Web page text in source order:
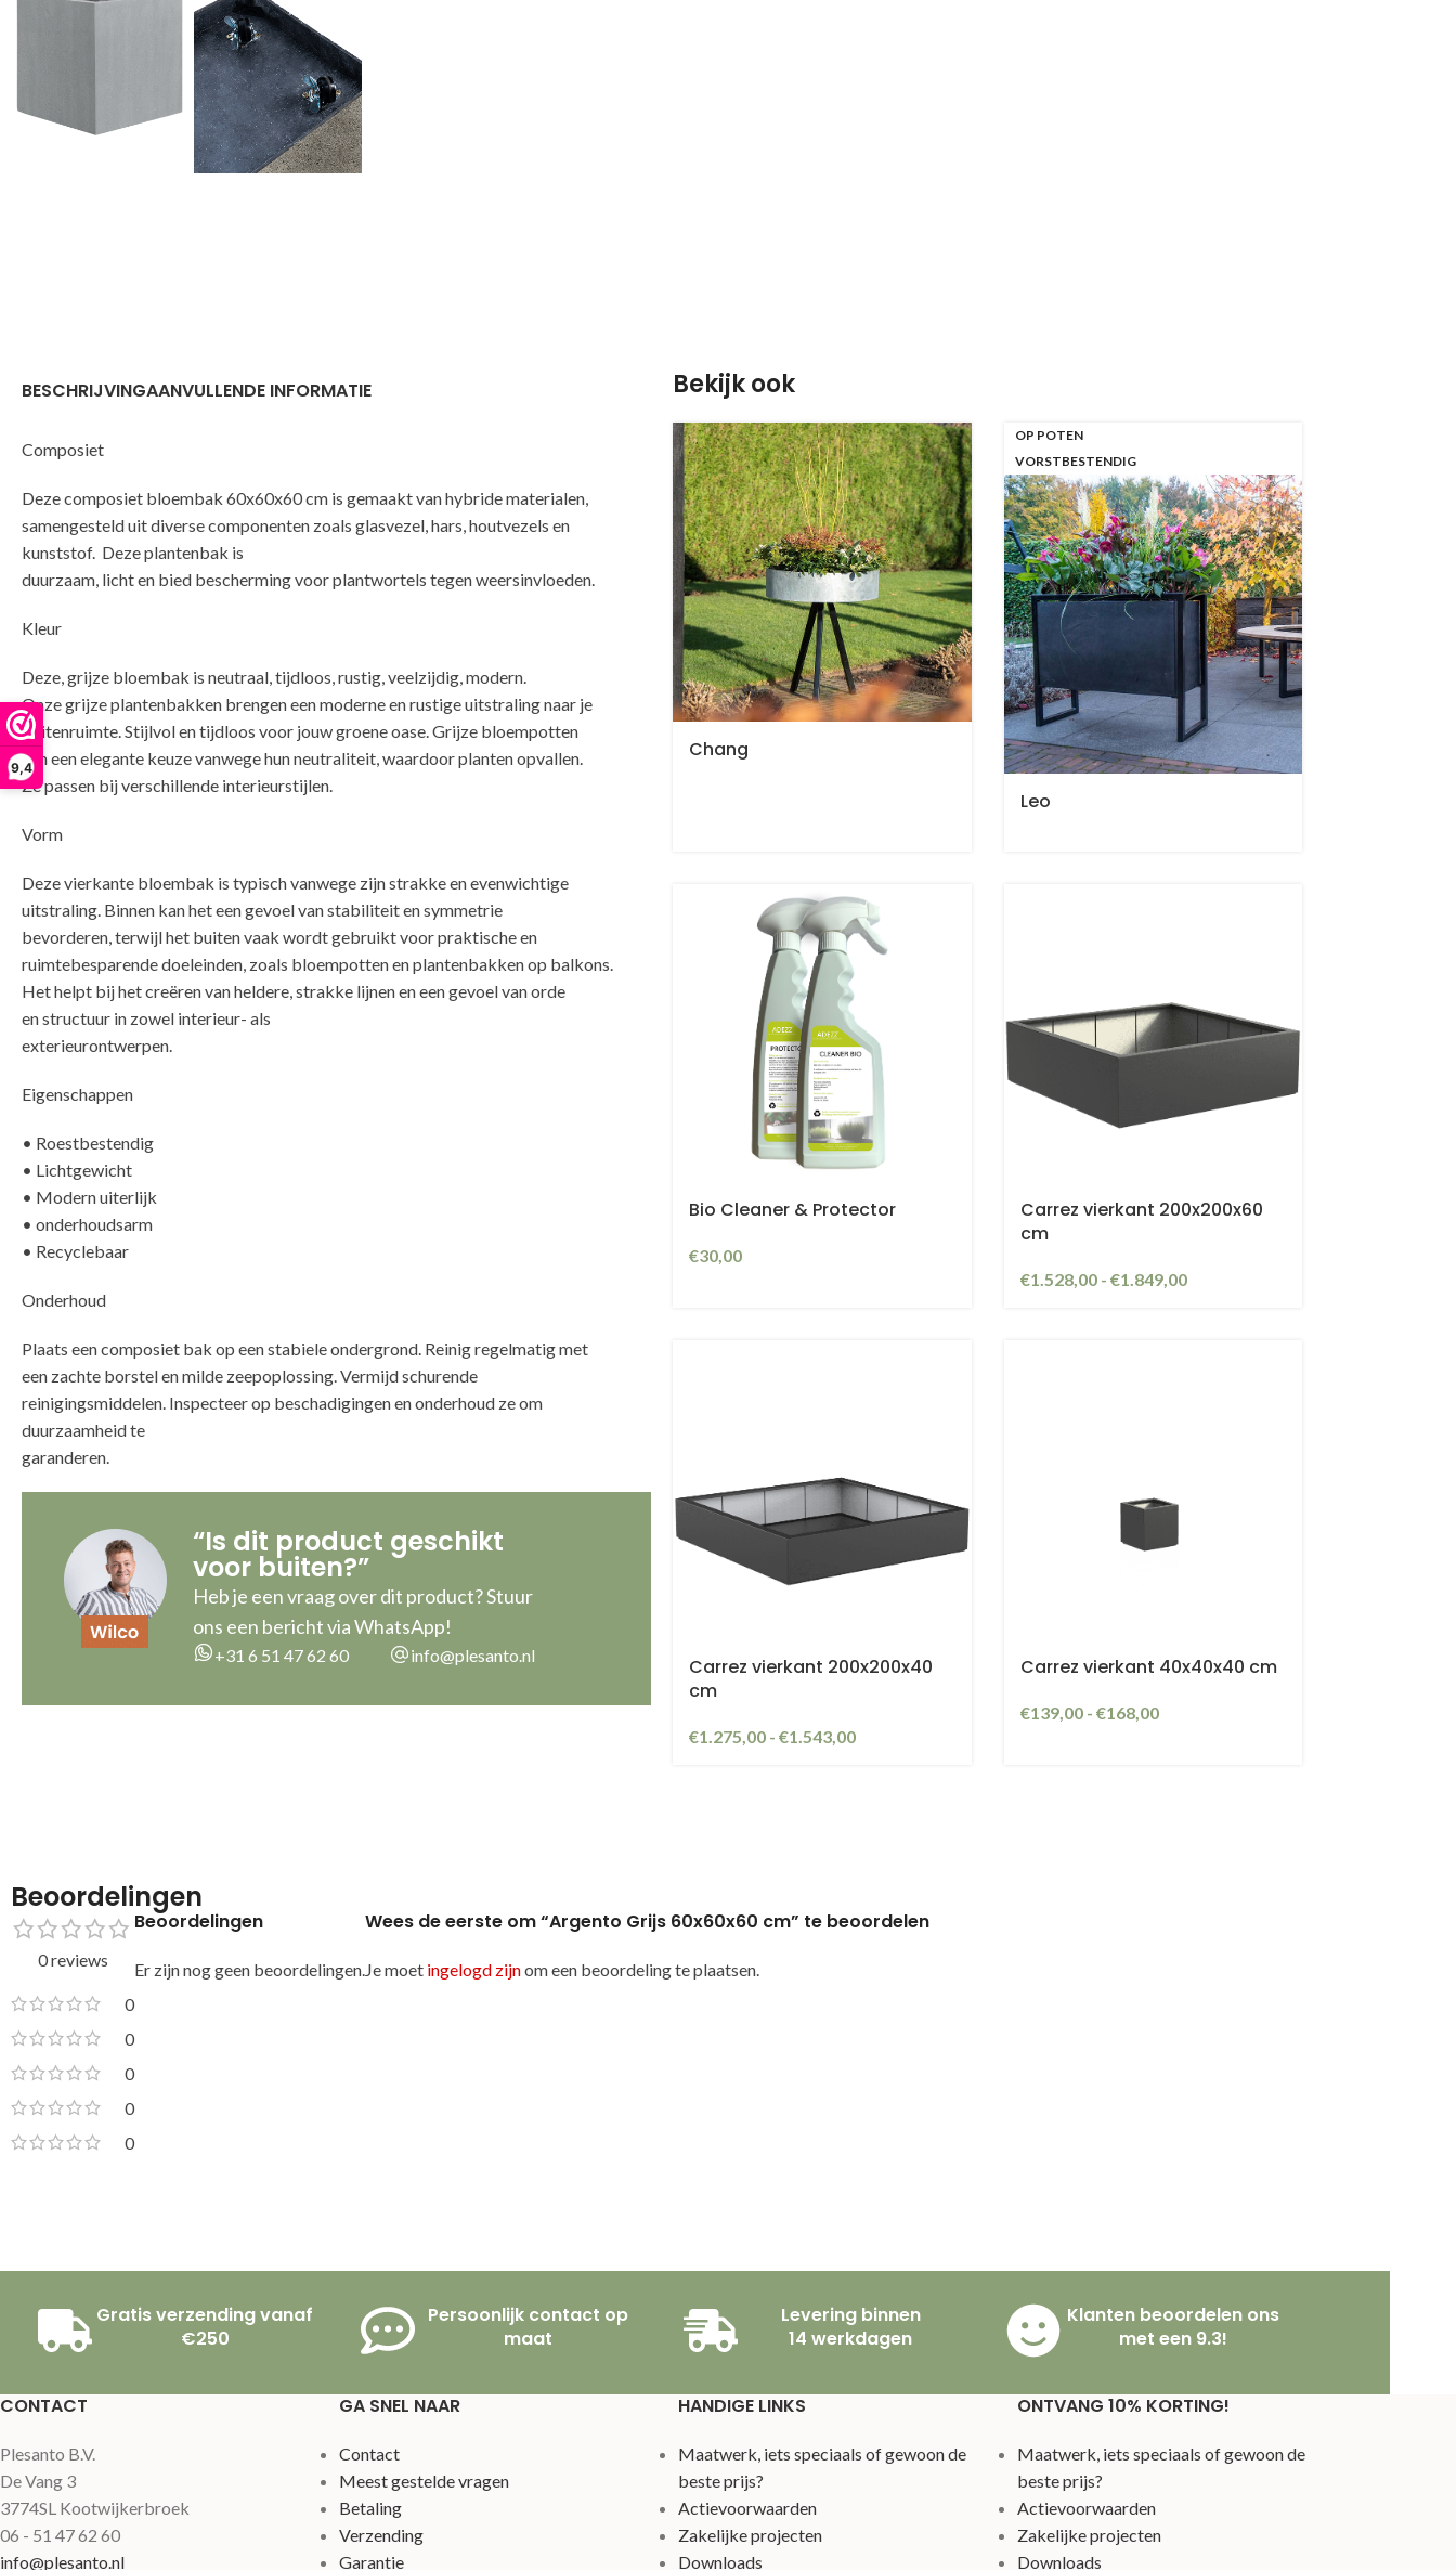
9,4
BESCHRIJVINGAANVULLENDE INFORMATIE
Composiet
Deze composiet bloembak 60x60x60 cm is gemaakt van hybride materialen,
samengesteld uit diverse componenten zoals glasvezel, hars, houtvezels en
kunststof. Deze plantenbak is
duurzaam, licht en bied bescherming voor plantwortels tegen weersinvloeden.
Kleur
Deze, grijze bloembak is neutraal, tijdloos, rustig, veelzijdig, modern.
Onze grijze plantenbakken brengen een moderne en rustige uitstraling naar je
buitenruimte. Stijlvol en tijdloos voor jouw groene oase. Grijze bloempotten
zijn een elegante keuze vanwege hun neutraliteit, waardoor planten opvallen.
Ze passen bij verschillende interieurstijlen.
Vorm
Deze vierkante bloembak is typisch vanwege zijn strakke en evenwichtige
uitstraling. Binnen kan het een gevoel van stabiliteit en symmetrie
bevorderen, terwijl het buiten vaak wordt gebruikt voor praktische en
ruimtebesparende doeleinden, zoals bloempotten en plantenbakken op balkons.
Het helpt bij het creëren van heldere, strakke lijnen en een gevoel van orde
en structuur in zowel interieur- als
Eigenschappen
• Roestbestendig
• Lichtgewicht
• Modern uiterlijk
• onderhoudsarm
• Recyclebaar
Onderhoud
Plaats een composiet bak op een stabiele ondergrond. Reinig regelmatig met
een zachte borstel en milde zeepoplossing. Vermijd schurende
reinigingsmiddelen. Inspecteer op beschadigingen en onderhoud ze om
duurzaamheid te
“Is dit product geschikt
voor buiten?”
Heb je een vraag over dit product? Stuur
ons een bericht via WhatsApp!
+31 6 51 47 62 60 info@plesanto.nl
Bekijk ook
Chang
OP POTEN
VORSTBESTENDIG
Leo
Bio Cleaner & Protector
€30,00
Carrez vierkant 200x200x60
cm
€1.528,00 - €1.849,00
Carrez vierkant 200x200x40
cm
€1.275,00 - €1.543,00
Carrez vierkant 40x40x40 cm
€139,00 - €168,00
Beoordelingen
0 reviews
0
0
0
0
0
Beoordelingen
Er zijn nog geen beoordelingen.
Wees de eerste om “Argento Grijs 60x60x60 cm” te beoordelen
Je moet ingelogd zijnom een beoordeling te plaatsen.
Gratis verzending vanaf
€250
Persoonlijk contact op
maat
Levering binnen
14 werkdagen
Klanten beoordelen ons
met een 9.3!
CONTACT
Plesanto B.V.
De Vang 3
3774SL Kootwijkerbroek
06 - 51 47 62 60
info@plesanto.nl
GA SNEL NAAR
Contact
Meest gestelde vragen
Betaling
Verzending
Garantie
HANDIGE LINKS
Maatwerk, iets speciaals of gewoon de
beste prijs?
Actievoorwaarden
Zakelijke projecten
Downloads
ONTVANG 10% KORTING!
Maatwerk, iets speciaals of gewoon de
beste prijs?
Actievoorwaarden
Zakelijke projecten
Downloads